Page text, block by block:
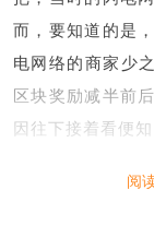
而，要知道的是，
电网络的商家少
区块奖励减半前
因往下接着看便知
阅